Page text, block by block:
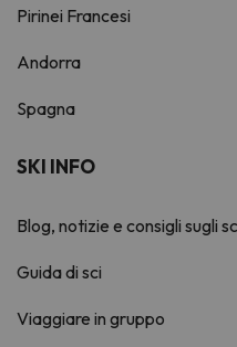
Pirinei Francesi
Andorra
Spagna
SKI INFO
Blog, notizie e consigli sugli
Guida di sci
Viaggiare in gruppo